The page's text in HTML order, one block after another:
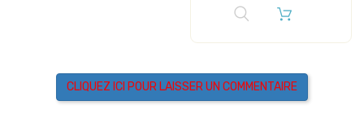
CLIQUEZ ICI POUR LAISSER UN COMMENTAIRE